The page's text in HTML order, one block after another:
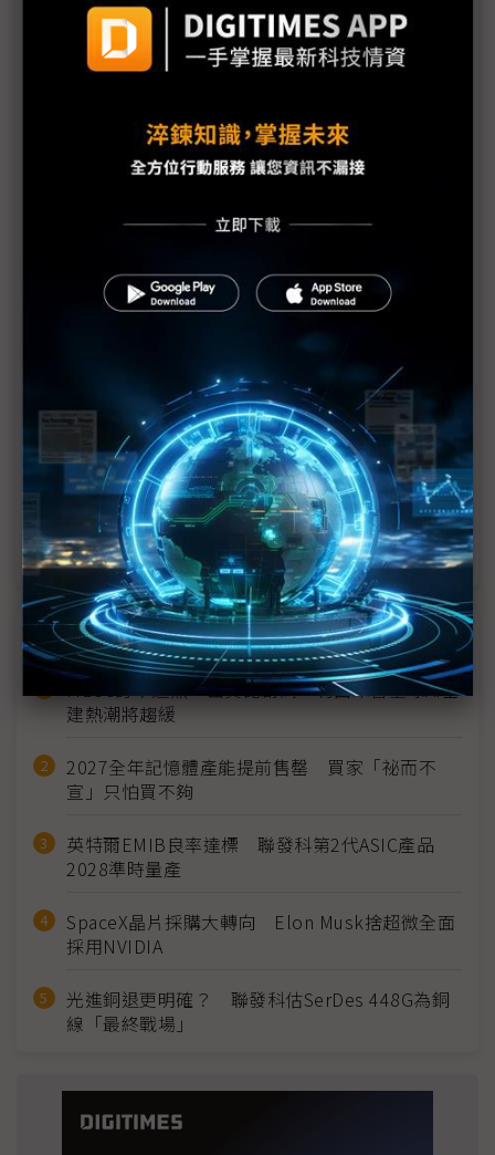
議題精選－庫存去化各吹各的調
庫存去化各產業步調不一 彭双浪提「塞車理論」
消費電子、IPC去庫存不同調 景氣反彈冷暖各自體
NAND回穩
奇景2Q終止LTA僅留OLED產能 庫存水位下半年有
望完全復原
LCD產業循環步入正軌 面板2Q23營運漸入佳境
專訪Kai Beckmann／半導體庫存調整告終 邏輯晶
片是最後一塊拼圖
近７天熱門報導
MLCC訂單過熱、出貨比創高 村田示警全球AI基
建熱潮將趨緩
2027全年記憶體產能提前售罄 買家「祕而不
宣」只怕買不夠
英特爾EMIB良率達標 聯發科第2代ASIC產品
2028準時量產
SpaceX晶片採購大轉向 Elon Musk捨超微全面
採用NVIDIA
光進銅退更明確？ 聯發科估SerDes 448G為銅
線「最終戰場」